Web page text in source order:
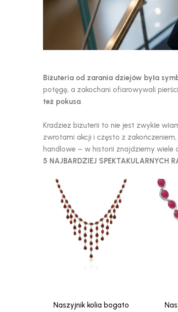
Biżuteria od zarania dziejów była
potęgę, a zakochani ofiarowywali
też pokusa.
Kradzież biżuterii to nie jest zwykłe
zwrotami akcji i często z
handlowe – w historii znajdziemy wiele
5 NAJBARDZIEJ SPEKTAKULARNYCH
Naszyjnik kolia bogato